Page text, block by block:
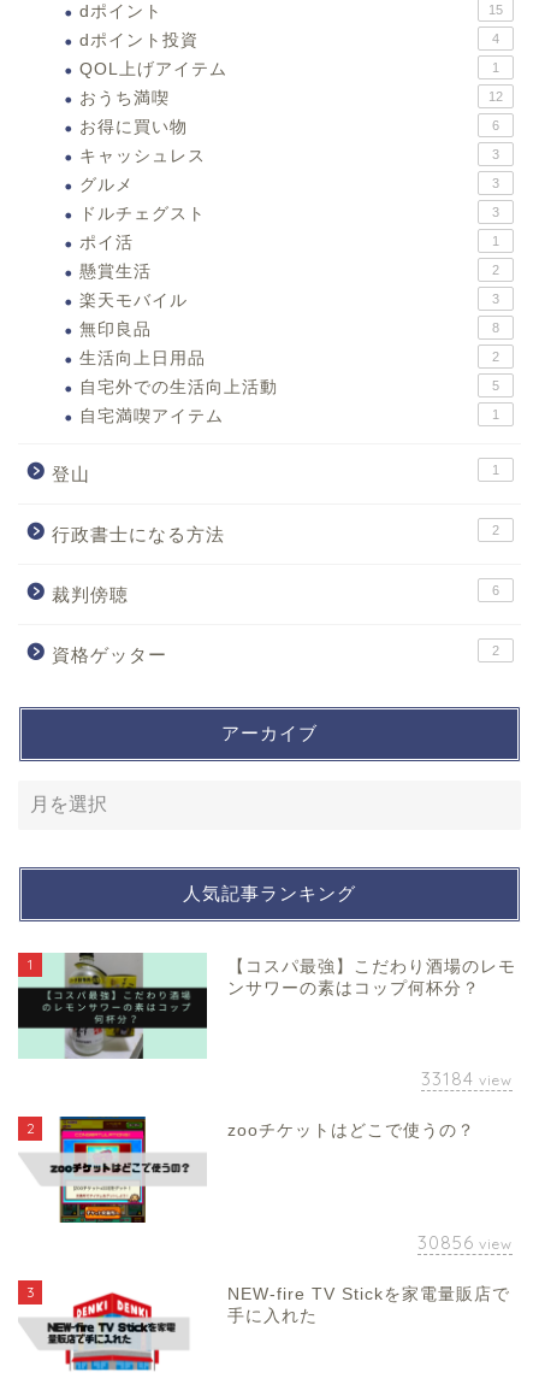
dポイント 15
dポイント投資 4
QOL上げアイテム 1
おうち満喫 12
お得に買い物 6
キャッシュレス 3
グルメ 3
ドルチェグスト 3
ポイ活 1
懸賞生活 2
楽天モバイル 3
無印良品 8
生活向上日用品 2
自宅外での生活向上活動 5
自宅満喫アイテム 1
登山 1
行政書士になる方法 2
裁判傍聴 6
資格ゲッター 2
アーカイブ
人気記事ランキング
1
【コスパ最強】こだわり酒場のレモ
ンサワーの素はコップ何杯分？
33184 view
2 zooチケットはどこで使うの？
30856 view
3
NEW-fire TV Stickを家電量販店で
手に入れた